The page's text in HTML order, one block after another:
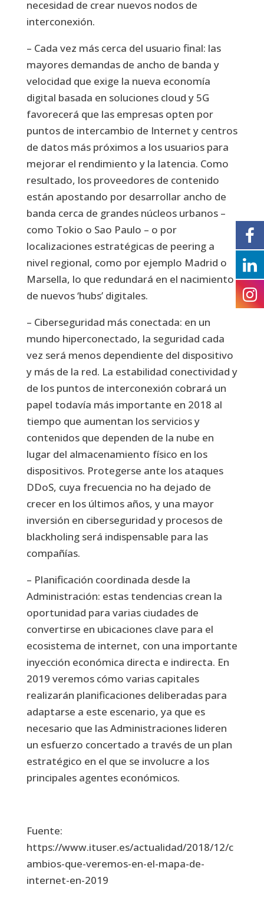
necesidad de crear nuevos nodos de
interconexión.
– Cada vez más cerca del usuario final: las
mayores demandas de ancho de banda y
velocidad que exige la nueva economía
digital basada en soluciones cloud y 5G
favorecerá que las empresas opten por
puntos de intercambio de Internet y centros
de datos más próximos a los usuarios para
mejorar el rendimiento y la latencia. Como
resultado, los proveedores de contenido
están apostando por desarrollar ancho de
banda cerca de grandes núcleos urbanos –
como Tokio o Sao Paulo – o por
localizaciones estratégicas de peering a
nivel regional, como por ejemplo Madrid o
Marsella, lo que redundará en el nacimiento
de nuevos ‘hubs’ digitales.
– Ciberseguridad más conectada: en un
mundo hiperconectado, la seguridad cada
vez será menos dependiente del dispositivo
y más de la red. La estabilidad conectividad y
de los puntos de interconexión cobrará un
papel todavía más importante en 2018 al
tiempo que aumentan los servicios y
contenidos que dependen de la nube en
lugar del almacenamiento físico en los
dispositivos. Protegerse ante los ataques
DDoS, cuya frecuencia no ha dejado de
crecer en los últimos años, y una mayor
inversión en ciberseguridad y procesos de
blackholing será indispensable para las
compañías.
– Planificación coordinada desde la
Administración: estas tendencias crean la
oportunidad para varias ciudades de
convertirse en ubicaciones clave para el
ecosistema de internet, con una importante
inyección económica directa e indirecta. En
2019 veremos cómo varias capitales
realizarán planificaciones deliberadas para
adaptarse a este escenario, ya que es
necesario que las Administraciones lideren
un esfuerzo concertado a través de un plan
estratégico en el que se involucre a los
principales agentes económicos.
Fuente:
https://www.ituser.es/actualidad/2018/12/c
ambios-que-veremos-en-el-mapa-de-
internet-en-2019